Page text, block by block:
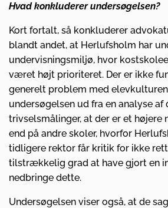
Hvad konkluderer undersøgelsen?
Kort fortalt, så konkluderer
blandt andet, at Herlufsholm har
undervisningsmiljø, hvor
været højt prioriteret. Der er ikke
generelt problem med
undersøgelsen ud fra en analyse af
trivselsmålinger, at der er et højere
end på andre skoler, hvorfor
tidligere rektor får kritik for ikke
tilstrækkelig grad at have gjort en
nedbringe dette.
Undersøgelsen viser også, at de